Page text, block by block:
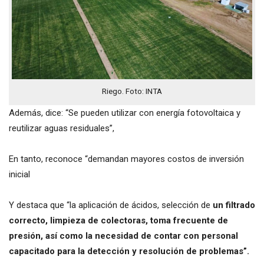
Riego. Foto: INTA
Además, dice: “Se pueden utilizar con energía fotovoltaica y
reutilizar aguas residuales”,
En tanto, reconoce “demandan mayores costos de inversión
inicial
Y destaca que “la aplicación de ácidos, selección de un filtrado
correcto, limpieza de colectoras, toma frecuente de
presión, así como la necesidad de contar con personal
capacitado para la detección y resolución de problemas”.